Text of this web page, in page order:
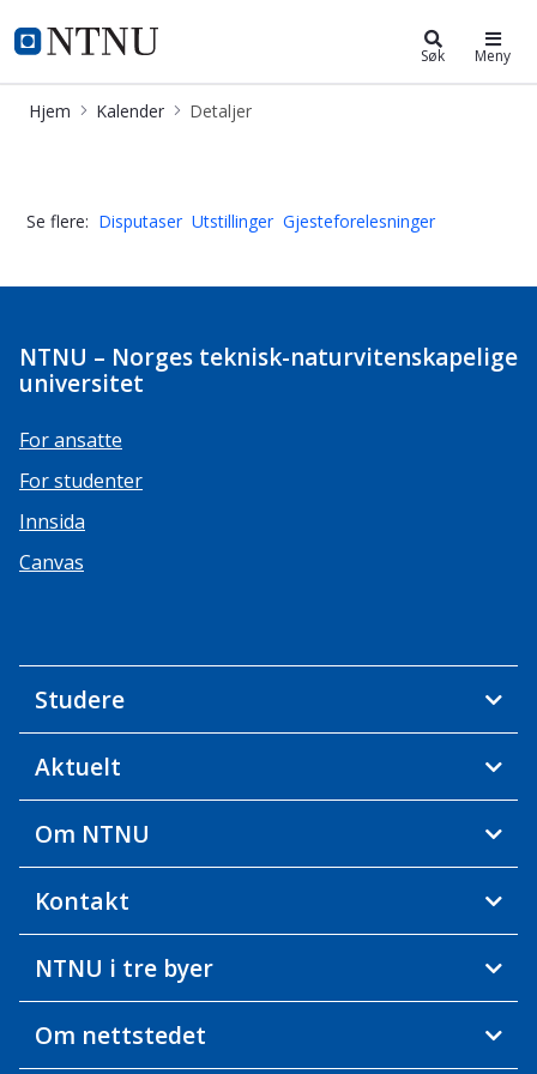
NTNU Hjemmeside
Kalender Søk Meny
Hjem Kalender Detaljer
Se flere: Disputaser Utstillinger Gjesteforelesninger
NTNU – Norges teknisk-naturvitenskapelige
universitet
For ansatte
For studenter
Innsida
Canvas
Studere
Aktuelt
Om NTNU
Kontakt
NTNU i tre byer
Om nettstedet